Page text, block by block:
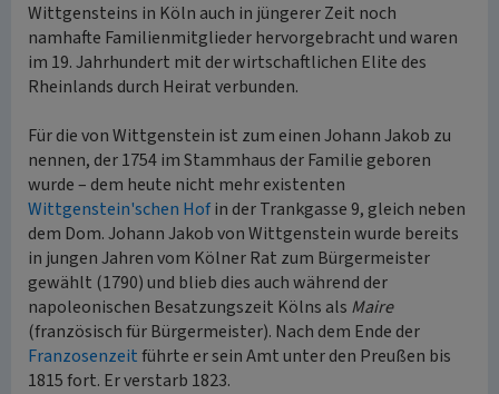
Wittgensteins in Köln auch in jüngerer Zeit noch
namhafte Familienmitglieder hervorgebracht und waren
im 19. Jahrhundert mit der wirtschaftlichen Elite des
Rheinlands durch Heirat verbunden.
Für die von Wittgenstein ist zum einen Johann Jakob zu
nennen, der 1754 im Stammhaus der Familie geboren
wurde – dem heute nicht mehr existenten
Wittgenstein'schen Hofin der Trankgasse 9, gleich neben
dem Dom. Johann Jakob von Wittgenstein wurde bereits
in jungen Jahren vom Kölner Rat zum Bürgermeister
gewählt (1790) und blieb dies auch während der
napoleonischen Besatzungszeit Kölns als Maire
(französisch für Bürgermeister). Nach dem Ende der
Franzosenzeitführte er sein Amt unter den Preußen bis
1815 fort. Er verstarb 1823.